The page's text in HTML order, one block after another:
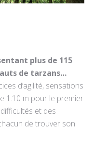
plus de 115
de tarzans…
d’agilité, sensations
1.10 m pour le premier
et des
de trouver son